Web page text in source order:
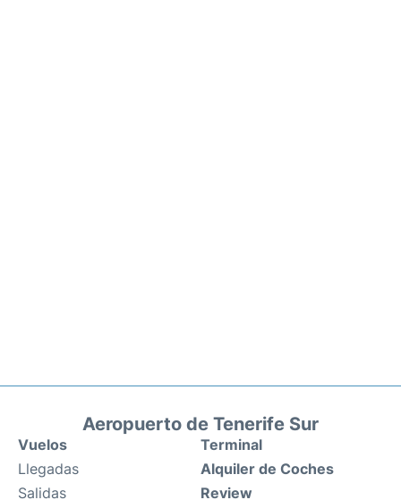
Aeropuerto de Tenerife Sur
Vuelos
Llegadas
Salidas
Terminal
Alquiler de Coches
Review